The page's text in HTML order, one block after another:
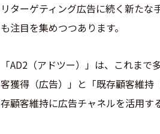
リターゲティング広告に続く新た
も注目を集めつつあります。
「AD2（アドツー）」は、これま
客獲得（広告）」と「既存顧客維持
存顧客維持に広告チャネルを活用す